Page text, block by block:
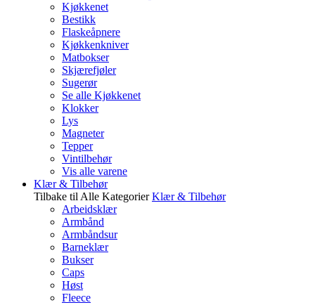
Kjøkkenet
Bestikk
Flaskeåpnere
Kjøkkenkniver
Matbokser
Skjærefjøler
Sugerør
Se alle Kjøkkenet
Klokker
Lys
Magneter
Tepper
Vintilbehør
Vis alle varene
Klær & Tilbehør
Tilbake til Alle Kategorier Klær & Tilbehør
Arbeidsklær
Armbånd
Armbåndsur
Barneklær
Bukser
Caps
Høst
Fleece